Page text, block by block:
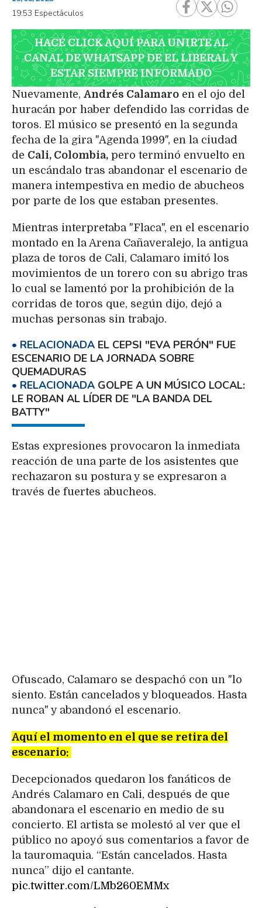
19:53 Espectáculos
HACÉ CLICK AQUÍ PARA UNIRTE AL
CANAL DE WHATSAPP DE EL LIBERAL Y
ESTAR SIEMPRE INFORMADO
Nuevamente, Andrés Calamaro en el ojo del
huracán por haber defendido las corridas de
toros. El músico se presentó en la segunda
fecha de la gira "Agenda 1999", en la ciudad
de Cali, Colombia, pero terminó envuelto en
un escándalo tras abandonar el escenario de
manera intempestiva en medio de abucheos
por parte de los que estaban presentes.
Mientras interpretaba "Flaca", en el escenario
montado en la Arena Cañaveralejo, la antigua
plaza de toros de Cali, Calamaro imitó los
movimientos de un torero con su abrigo tras
lo cual se lamentó por la prohibición de la
corridas de toros que, según dijo, dejó a
muchas personas sin trabajo.
EL CEPSI "EVA PERÓN" FUE
ESCENARIO DE LA JORNADA SOBRE
QUEMADURAS
GOLPE A UN MÚSICO LOCAL:
LE ROBAN AL LÍDER DE "LA BANDA DEL
BATTY"
Estas expresiones provocaron la inmediata
reacción de una parte de los asistentes que
rechazaron su postura y se expresaron a
través de fuertes abucheos.
Ofuscado, Calamaro se despachó con un "lo
siento. Están cancelados y bloqueados. Hasta
nunca" y abandonó el escenario.
Aquí el momento en el que se retira del
escenario:
Decepcionados quedaron los fanáticos de
Andrés Calamaro en Cali, después de que
abandonara el escenario en medio de su
concierto. El artista se molestó al ver que el
público no apoyó sus comentarios a favor de
la tauromaquia. “Están cancelados. Hasta
nunca” dijo el cantante.
pic.twitter.com/LMb260EMMx